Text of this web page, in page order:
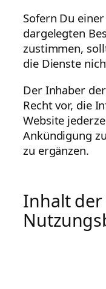
Sofern Du
dargelegten
zustimmen,
die Dienste
Der Inhaber
Recht vor, die
Website
Ankündigung
zu ergänzen.
Inhalt der